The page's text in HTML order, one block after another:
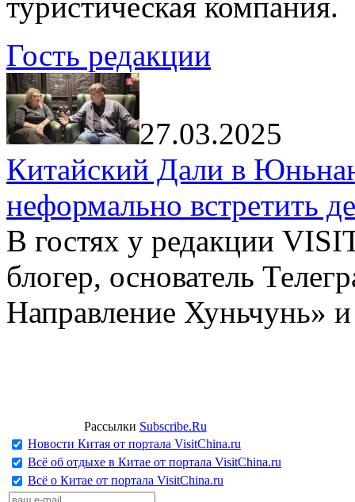
Гость редакции
27.03.2025
Китайский Дали в
неформально встретить
В гостях у редакции
блогер, основатель
Направление Хуньчунь»
Рассылки Subscribe.Ru
Новости Китая от портала VisitChina.ru
Всё об отдыхе в Китае от портала VisitChina.ru
Всё о Китае от портала VisitChina.ru